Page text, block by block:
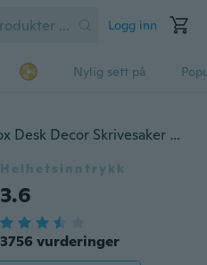
Logg inn
Nylig sett på
DIY Paper Board Storage Box Desk Decor Skrivesaker Makeup Kosmetisk arrangør Ny
Helhetsinntrykk
3.6
3756 vurderinger